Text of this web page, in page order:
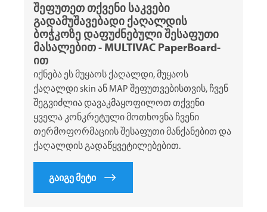
შეფუთეთ თქვენი საკვები
გადამუშავებადი ქაღალდის
ბოჭკოზე დაფუძნებული შესაფუთი
მასალებით - MULTIVAC PaperBoard-
ით
იქნება ეს მუყაოს ქაღალდი, მუყაოს
ქაღალდი skin ან MAP შეფუთვებისთვის, ჩვენ
შეგვიძლია დავაკმაყოფილოთ თქვენი
ყველა კონკრეტული მოთხოვნა ჩვენი
თერმოფორმაციის შესაფუთი მანქანებით და
ქაღალდის გადაწყვეტილებებით.
გაიგე მეტი